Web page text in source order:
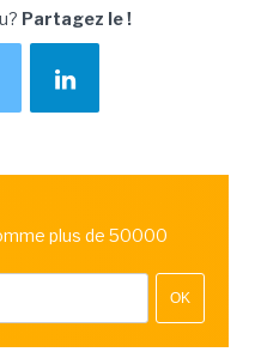
Partagez le !
plus de 50000
OK